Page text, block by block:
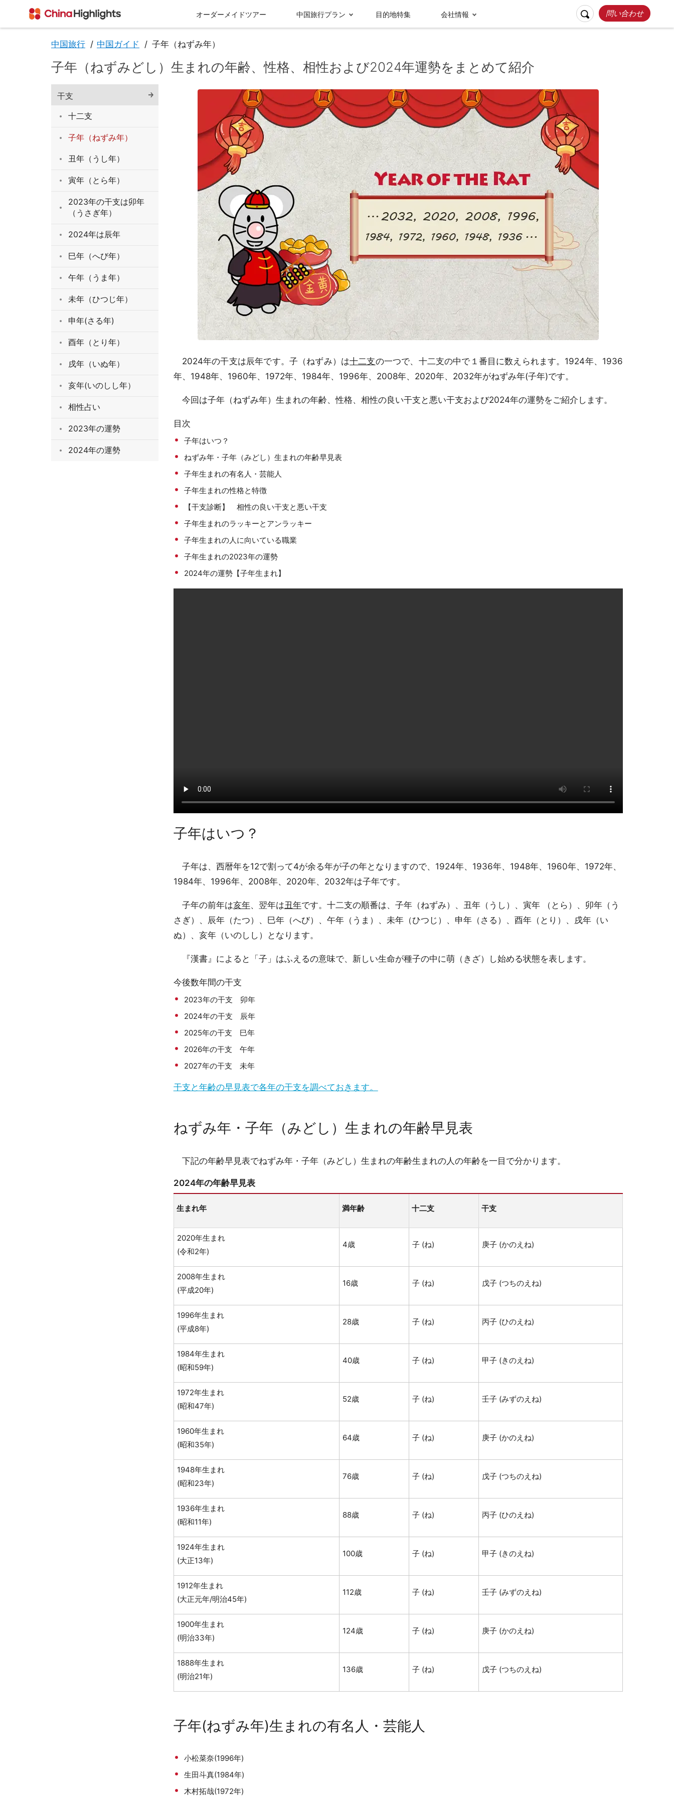
オーダーメイドツアー 中国旅行プラン
チベット 九寨溝 成都 張家界
目的地特集 会社情報
会社情報
私たちについて グループ情報
受賞実績＆メディ
ア報
お客様の声
リスポンシブルト
問い合わせ
中国旅行 中国ガイド 子年（ねずみ年）
子年（ねずみどし）生まれの年齢、性格、相性および2024年運勢をまとめて紹介
2024年の干支は辰年です。子（ねずみ）は十二支の一つで、十二支の中で１番目に数えられます。1924年、1936
年、1948年、1960年、1972年、1984年、1996年、2008年、2020年、2032年がねずみ年(子年)です。
今回は子年（ねずみ年）生まれの年齢、性格、相性の良い干支と悪い干支および2024年の運勢をご紹介します。
目次
子年はいつ？
ねずみ年・子年（みどし）生まれの年齢早見表
子年生まれの有名人・芸能人
子年生まれの性格と特徴
【干支診断】 相性の良い干支と悪い干支
子年生まれのラッキーとアンラッキー
子年生まれの人に向いている職業
子年生まれの2023年の運勢
2024年の運勢【子年生まれ】
子年はいつ？
子年は、西暦年を12で割って4が余る年が子の年となりますので、1924年、1936年、1948年、1960年、1972年、
1984年、1996年、2008年、2020年、2032年は子年です。
子年の前年は亥年、翌年は丑年です。十二支の順番は、子年（ねずみ）、丑年（うし）、寅年 （とら）、卯年（う
さぎ）、辰年（たつ）、巳年（へび）、午年（うま）、未年（ひつじ）、申年（さる）、酉年（とり）、戌年（い
ぬ）、亥年（いのしし）となります。
『漢書』によると「子」はふえるの意味で、新しい生命が種子の中に萌（きざ）し始める状態を表します。
今後数年間の干支
2023年の干支 卯年
2024年の干支 辰年
2025年の干支 巳年
2026年の干支 午年
2027年の干支 未年
干支と年齢の早見表で各年の干支を調べておきます。
ねずみ年・子年（みどし）生まれの年齢早見表
下記の年齢早見表でねずみ年・子年（みどし）生まれの年齢生まれの人の年齢を一目で分かります。
2024年の年齢早見表
生まれ年 満年齢 十二支 干支
2020年生まれ
(令和2年)
4歳 子 (ね) 庚子 (かのえね)
2008年生まれ
(平成20年)
16歳 子 (ね) 戊子 (つちのえね)
1996年生まれ
(平成8年)
28歳 子 (ね) 丙子 (ひのえね)
1984年生まれ
(昭和59年)
40歳 子 (ね) 甲子 (きのえね)
1972年生まれ
(昭和47年)
52歳 子 (ね) 壬子 (みずのえね)
1960年生まれ
(昭和35年)
64歳 子 (ね) 庚子 (かのえね)
1948年生まれ
(昭和23年)
76歳 子 (ね) 戊子 (つちのえね)
1936年生まれ
(昭和11年)
88歳 子 (ね) 丙子 (ひのえね)
1924年生まれ
(大正13年)
100歳 子 (ね) 甲子 (きのえね)
1912年生まれ
(大正元年/明治45年)
112歳 子 (ね) 壬子 (みずのえね)
1900年生まれ
(明治33年)
124歳 子 (ね) 庚子 (かのえね)
1888年生まれ
(明治21年)
136歳 子 (ね) 戊子 (つちのえね)
子年(ねずみ年)生まれの有名人・芸能人
小松菜奈(1996年)
生田斗真(1984年)
木村拓哉(1972年)
干支
十二支
子年（ねずみ年）
丑年（うし年）
寅年（とら年）
2023年の干支は卯年
（うさぎ年）
2024年は辰年
巳年（へび年）
午年（うま年）
未年（ひつじ年）
申年(さる年)
酉年（とり年）
戌年（いぬ年）
亥年(いのしし年）
相性占い
2023年の運勢
2024年の運勢